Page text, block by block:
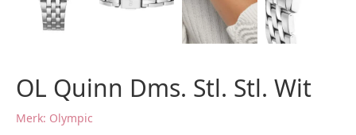
OL Quinn Dms. Stl. Stl. Wit
Merk: Olympic